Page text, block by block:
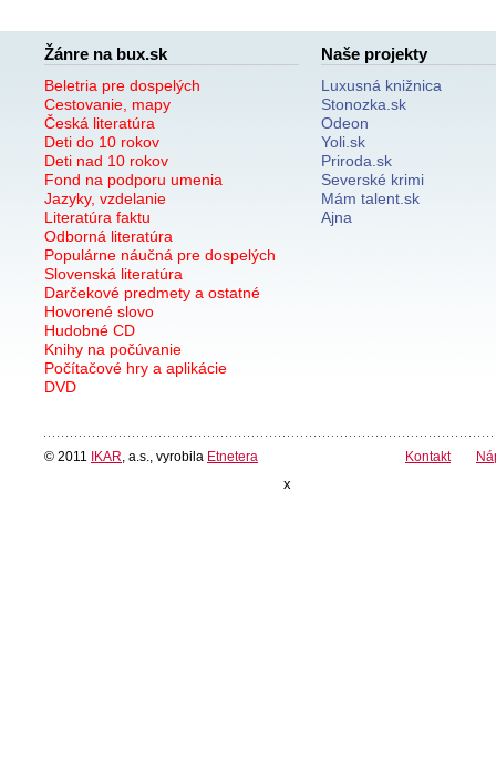
Žánre na bux.sk
Beletria pre dospelých
Cestovanie, mapy
Česká literatúra
Deti do 10 rokov
Deti nad 10 rokov
Fond na podporu umenia
Jazyky, vzdelanie
Literatúra faktu
Odborná literatúra
Populárne náučná pre dospelých
Slovenská literatúra
Darčekové predmety a ostatné
Hovorené slovo
Hudobné CD
Knihy na počúvanie
Počítačové hry a aplikácie
DVD
Naše projekty
Luxusná knižnica
Stonozka.sk
Odeon
Yoli.sk
Priroda.sk
Severské krimi
Mám talent.sk
Ajna
© 2011 IKAR , a.s., vyrobila Etnetera Kontakt
x